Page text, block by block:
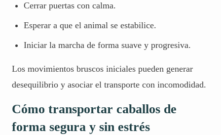
Cerrar puertas con calma.
Esperar a que el animal se estabilice.
Iniciar la marcha de forma suave y progresiva.
Los movimientos bruscos iniciales pueden generar
desequilibrio y asociar el transporte con incomodidad.
Cómo transportar caballos de
forma segura y sin estrés